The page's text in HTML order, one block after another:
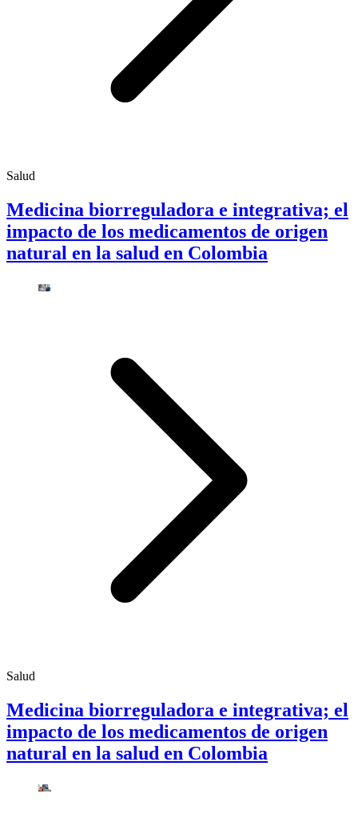
Salud
Medicina biorreguladora e integrativa; el
impacto de los medicamentos de origen
natural en la salud en Colombia
Salud
Medicina biorreguladora e integrativa; el
impacto de los medicamentos de origen
natural en la salud en Colombia